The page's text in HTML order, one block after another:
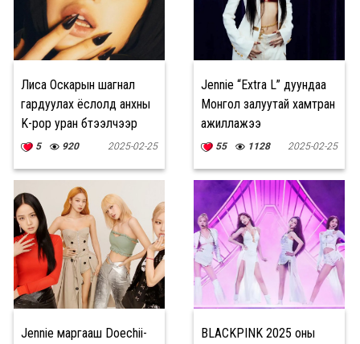
Лиса Оскарын шагнал
гардуулах ёслолд анхны
K-pop уран бүтээлчээр
оролцоно
5 920 2025-02-25
Jennie “Extra L” дуундаа
Монгол залуутай хамтран
ажиллажээ
55 1128 2025-02-25
Jennie маргааш Doechii-
BLACKPINK 2025 оны